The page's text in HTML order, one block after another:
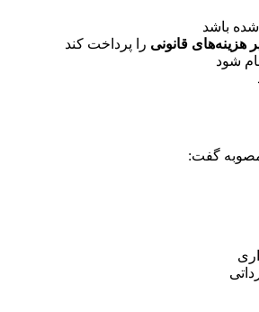
باشد
قانونی را پرداخت کند
شود
مصوبه گفت: